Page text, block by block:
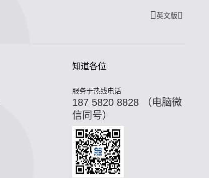
英文版
知道各位
服务于热线电话
187 5820 8828 （电脑微
信同号）